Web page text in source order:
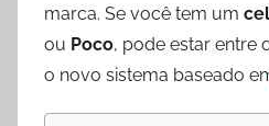
p
p
a
m
o
k
marca. Se você tem um
ou Poco, pode estar entre
o novo sistema baseado